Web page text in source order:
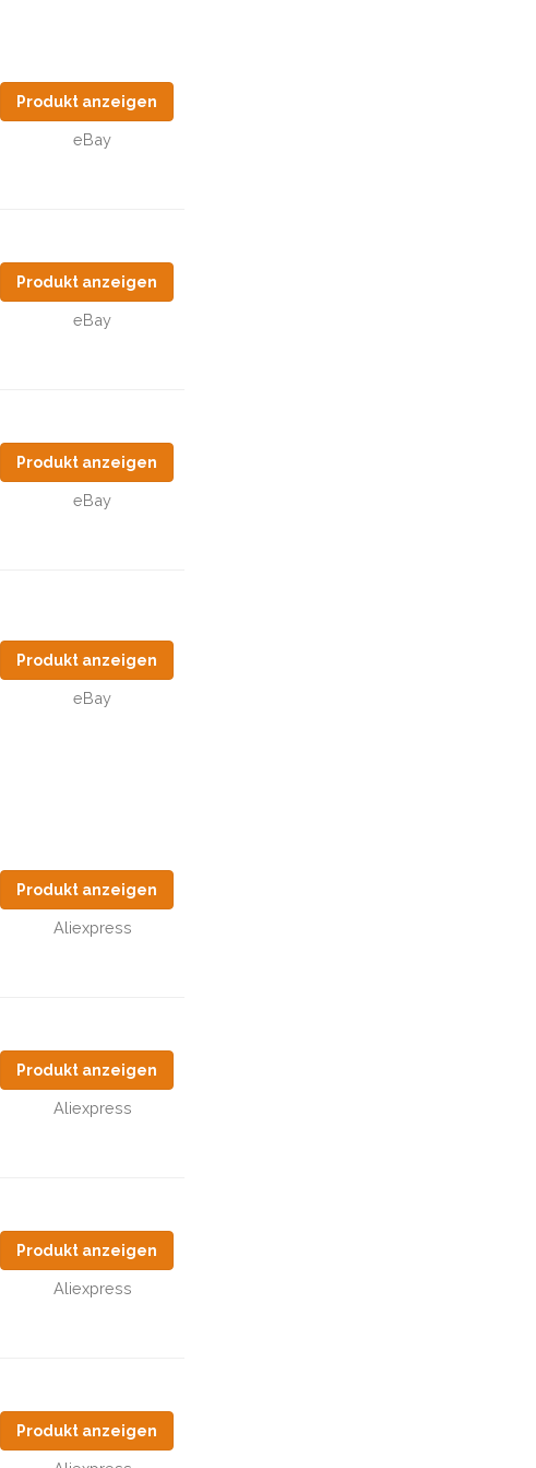
Produkt anzeigen
eBay
Produkt anzeigen
eBay
Produkt anzeigen
eBay
Produkt anzeigen
eBay
Produkt anzeigen
Aliexpress
Produkt anzeigen
Aliexpress
Produkt anzeigen
Aliexpress
Produkt anzeigen